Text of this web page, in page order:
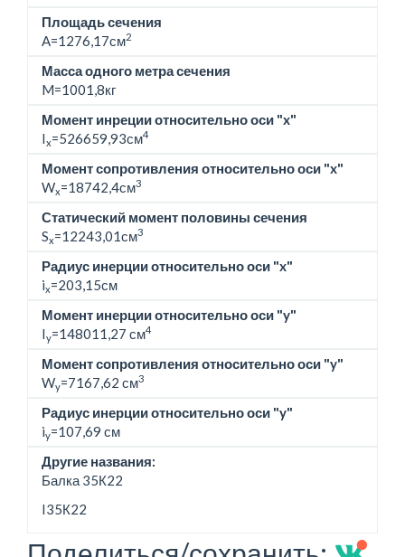
Площадь сечения
A=1276,17см2
Масса одного метра сечения
M=1001,8кг
Момент инреции относительно оси "x"
Ix=526659,93см4
Момент сопротивления относительно оси "x"
Wx=18742,4см3
Статический момент половины сечения
Sx=12243,01см3
Радиус инерции относительно оси "x"
ix=203,15см
Момент инерции относительно оси "y"
Iy=148011,27 см4
Момент сопротивления относительно оси "y"
Wy=7167,62 см3
Радиус инерции относительно оси "y"
iy=107,69 см
Другие названия:
Балка 35К22
I35К22